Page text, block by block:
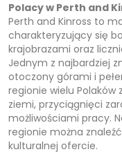
Polacy w Perth and
Perth and Kinross to
charakteryzujący się
krajobrazami oraz
Jednym z najbardziej
otoczony górami i
regionie wielu Polaków
ziemi, przyciągnięci
możliwościami pracy.
regionie można
kulturalnej ofercie.